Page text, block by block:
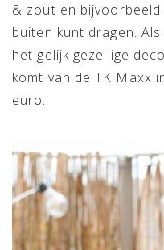
& zout en
buiten kunt dragen.
het gelijk gezellige
komt van de TK Maxx
euro.